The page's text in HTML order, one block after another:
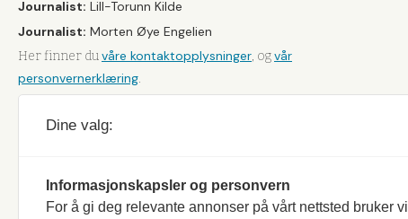
Journalist: Lill-Torunn Kilde
Journalist: Morten Øye Engelien
Her finner duvåre kontaktopplysninger, ogvår
personvernerklæring.
Dine valg:
Informasjonskapsler og personvern
For å gi deg relevante annonser på vårt nettsted bruker vi